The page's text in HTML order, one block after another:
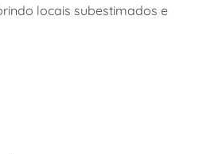
locais subestimados e